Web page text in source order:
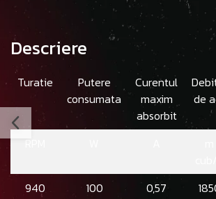
Descriere
Turatie
Putere
consumata
Curentul
maxim
absorbit
de
RPM
940 100 0,57